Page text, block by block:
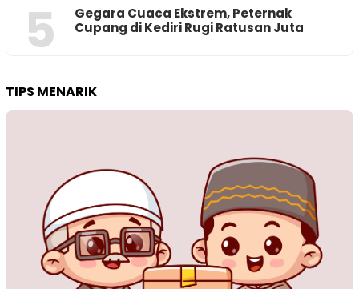
5
‎Gegara Cuaca Ekstrem, Peternak
Cupang di Kediri Rugi Ratusan Juta
TIPS MENARIK